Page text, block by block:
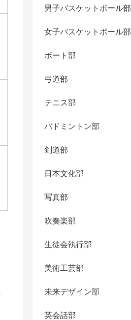
男子バスケットボール部
女子バスケットボール部
ボート部
弓道部
テニス部
バドミントン部
剣道部
日本文化部
写真部
吹奏楽部
生徒会執行部
美術工芸部
未来デザイン部
英会話部